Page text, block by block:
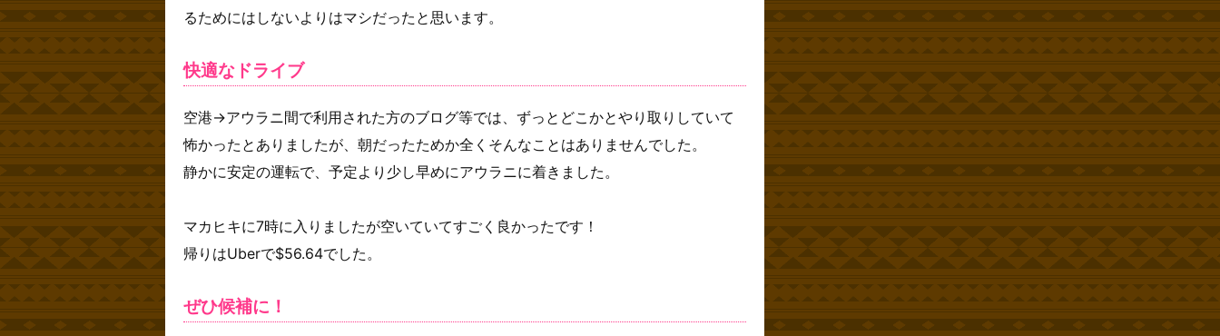
るためにはしないよりはマシだったと思います。
快適なドライブ
空港→アウラニ間で利用された方のブログ等では、ずっとどこかとやり取りしていて
怖かったとありましたが、朝だったためか全くそんなことはありませんでした。
静かに安定の運転で、予定より少し早めにアウラニに着きました。
マカヒキに7時に入りましたが空いていてすごく良かったです！
帰りはUberで$56.64でした。
ぜひ候補に！